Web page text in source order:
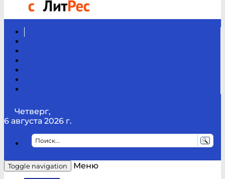
Четверг,
6 августа 2026 г.
Toggle navigation
Меню